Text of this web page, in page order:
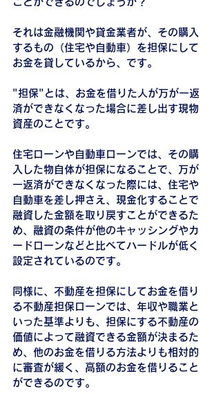
それは金融機関や貸金業者が、その購入
するもの（住宅や自動車）を担保にして
お金を貸しているから、です。
"担保"とは、お金を借りた人が万が一返
済ができなくなった場合に差し出す現物
資産のことです。
住宅ローンや自動車ローンでは、その購
入した物自体が担保になることで、万が
一返済ができなくなった際には、住宅や
自動車を差し押さえ、現金化することで
融資した金額を取り戻すことができるた
め、融資の条件が他のキャッシングやカ
ードローンなどと比べてハードルが低く
設定されているのです。
同様に、不動産を担保にしてお金を借り
る不動産担保ローンでは、年収や職業と
いった基準よりも、担保にする不動産の
価値によって融資できる金額が決まるた
め、他のお金を借りる方法よりも相対的
に審査が緩く、高額のお金を借りること
ができるのです。